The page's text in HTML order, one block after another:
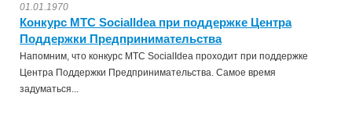
01.01.1970
Конкурс МТС SocialIdea при поддержке Центра
Поддержки Предпринимательства
Напомним, что конкурс МТС SocialIdea проходит при поддержке
Центра Поддержки Предпринимательства. Самое время
задуматься...